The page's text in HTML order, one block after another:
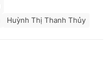
Huỳnh Thị Thanh Thủy